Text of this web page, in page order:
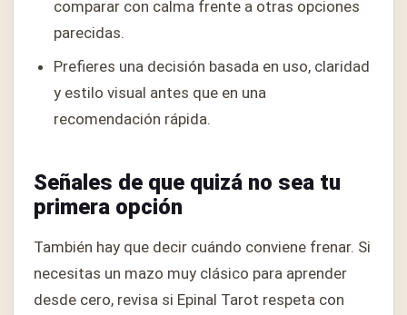
comparar con calma frente a otras opciones
parecidas.
Prefieres una decisión basada en uso, claridad
y estilo visual antes que en una
recomendación rápida.
Señales de que quizá no sea tu
primera opción
También hay que decir cuándo conviene frenar. Si
necesitas un mazo muy clásico para aprender
desde cero, revisa si Epinal Tarot respeta con